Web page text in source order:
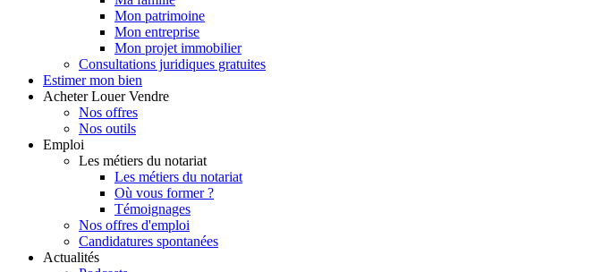
Mon patrimoine
Mon entreprise
Mon projet immobilier
Consultations juridiques gratuites
Estimer mon bien
Acheter Louer Vendre
Nos offres
Nos outils
Emploi
Les métiers du notariat
Les métiers du notariat
Où vous former ?
Témoignages
Nos offres d'emploi
Candidatures spontanées
Actualités